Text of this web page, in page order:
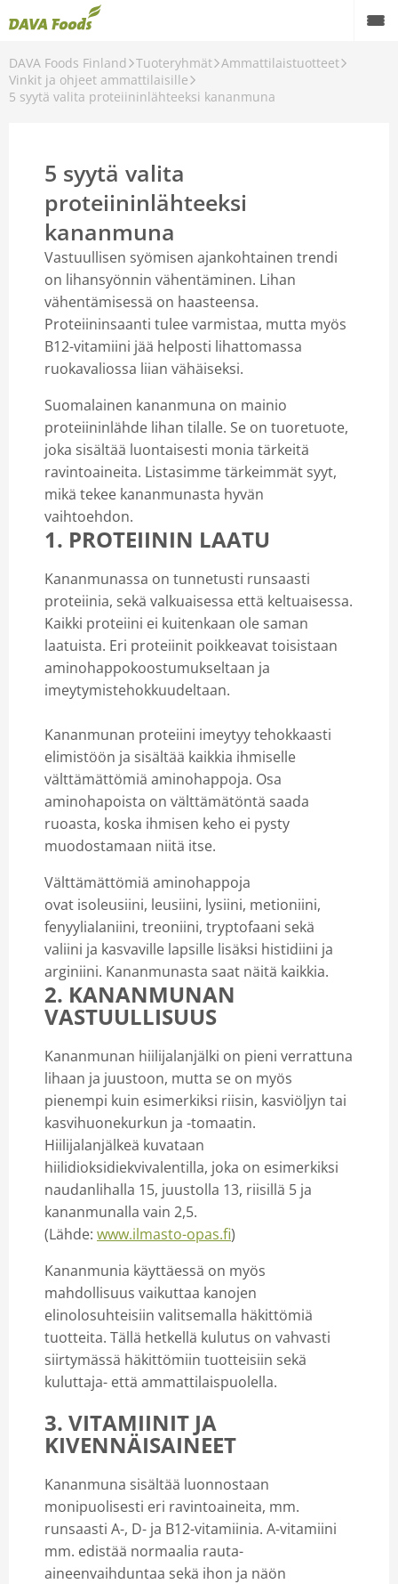
DAVA Foods Finland Tuoteryhmät Ammattilaistuotteet
Vinkit ja ohjeet ammattilaisille
5 syytä valita proteiininlähteeksi kananmuna
5 syytä valita
proteiininlähteeksi
kananmuna
Vastuullisen syömisen ajankohtainen trendi
on lihansyönnin vähentäminen. Lihan
vähentämisessä on haasteensa.
Proteiininsaanti tulee varmistaa, mutta myös
B12-vitamiini jää helposti lihattomassa
ruokavaliossa liian vähäiseksi.
Suomalainen kananmuna on mainio
proteiininlähde lihan tilalle. Se on tuoretuote,
joka sisältää luontaisesti monia tärkeitä
ravintoaineita. Listasimme tärkeimmät syyt,
mikä tekee kananmunasta hyvän
vaihtoehdon.
1. PROTEIININ LAATU
Kananmunassa on tunnetusti runsaasti
proteiinia, sekä valkuaisessa että keltuaisessa.
Kaikki proteiini ei kuitenkaan ole saman
laatuista. Eri proteiinit poikkeavat toisistaan
aminohappokoostumukseltaan ja
imeytymistehokkuudeltaan.
Kananmunan proteiini imeytyy tehokkaasti
elimistöön ja sisältää kaikkia ihmiselle
välttämättömiä aminohappoja. Osa
aminohapoista on välttämätöntä saada
ruoasta, koska ihmisen keho ei pysty
muodostamaan niitä itse.
Välttämättömiä aminohappoja
ovat isoleusiini, leusiini, lysiini, metioniini,
fenyylialaniini, treoniini, tryptofaani sekä
valiini ja kasvaville lapsille lisäksi histidiini ja
arginiini. Kananmunasta saat näitä kaikkia.
2. KANANMUNAN
VASTUULLISUUS
Kananmunan hiilijalanjälki on pieni verrattuna
lihaan ja juustoon, mutta se on myös
pienempi kuin esimerkiksi riisin, kasviöljyn tai
kasvihuonekurkun ja -tomaatin.
Hiilijalanjälkeä kuvataan
hiilidioksidiekvivalentilla, joka on esimerkiksi
naudanlihalla 15, juustolla 13, riisillä 5 ja
kananmunalla vain 2,5.
(Lähde: www.ilmasto-opas.fi)
Kananmunia käyttäessä on myös
mahdollisuus vaikuttaa kanojen
elinolosuhteisiin valitsemalla häkittömiä
tuotteita. Tällä hetkellä kulutus on vahvasti
siirtymässä häkittömiin tuotteisiin sekä
kuluttaja- että ammattilaispuolella.
3. VITAMIINIT JA
KIVENNÄISAINEET
Kananmuna sisältää luonnostaan
monipuolisesti eri ravintoaineita, mm.
runsaasti A-, D- ja B12-vitamiinia. A-vitamiini
mm. edistää normaalia rauta-
aineenvaihduntaa sekä ihon ja näön